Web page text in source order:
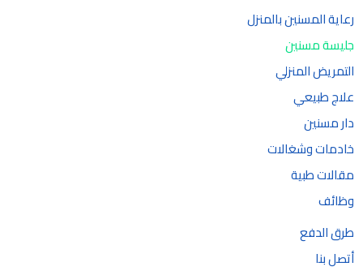
رعاية المسنين بالمنزل
جليسة مسنين
التمريض المنزلي
علاج طبيعي
دار مسنين
خادمات وشغالات
مقالات طبية
وظائف
طرق الدفع
أتصل بنا